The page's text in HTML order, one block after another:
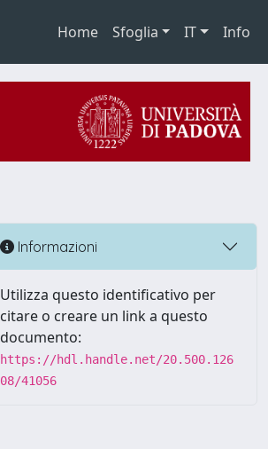
Home Sfoglia IT Info
Informazioni
Utilizza questo identificativo per
citare o creare un link a questo
documento:
https://hdl.handle.net/20.500.126
08/41056